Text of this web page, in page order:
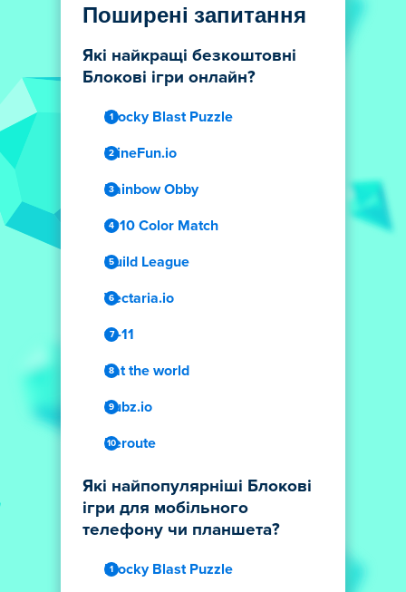
Поширені запитання
Які найкращі безкоштовні
Блокові ігри онлайн?
Blocky Blast Puzzle
MineFun.io
Rainbow Obby
1010 Color Match
Build League
Vectaria.io
11-11
Eat the world
Kubz.io
Reroute
Які найпопулярніші Блокові
ігри для мобільного
телефону чи планшета?
Blocky Blast Puzzle